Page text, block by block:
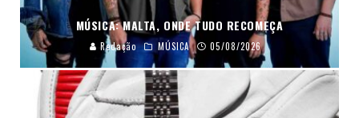
MÚSICA: MALTA, ONDE TUDO RECOMEÇA
Redação MÚSICA 05/08/2026